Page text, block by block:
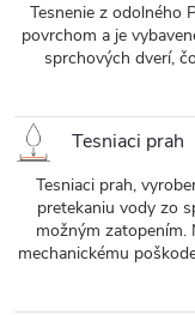
Tesnenie z odolného
povrchom a je
sprchových dverí,
Tesniaci prah
Tesniaci prah,
pretekaniu vody zo
možným zatopením.
mechanickému